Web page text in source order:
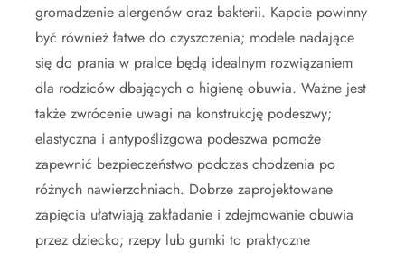
gromadzenie alergenów oraz bakterii. Kapcie powinny
być również łatwe do czyszczenia; modele nadające
się do prania w pralce będą idealnym rozwiązaniem
dla rodziców dbających o higienę obuwia. Ważne jest
także zwrócenie uwagi na konstrukcję podeszwy;
elastyczna i antypoślizgowa podeszwa pomoże
zapewnić bezpieczeństwo podczas chodzenia po
różnych nawierzchniach. Dobrze zaprojektowane
zapięcia ułatwiają zakładanie i zdejmowanie obuwia
przez dziecko; rzepy lub gumki to praktyczne